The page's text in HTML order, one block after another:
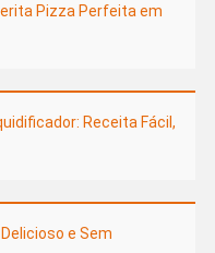
Pizza Perfeita em
Receita Fácil,
e Sem